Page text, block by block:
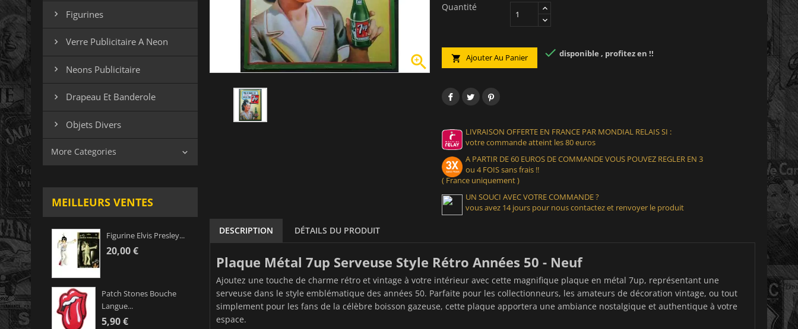
 Figurines
 Verre Publicitaire A Neon
 Neons Publicitaire
 Drapeau Et Banderole
 Objets Divers
More Categories 
MEILLEURS VENTES
Figurine Elvis Presley...
20,00 €
Patch Stones Bouche
Langue...
5,90 €

Quantité
 Ajouter Au Panier  disponible , profitez en !!
LIVRAISON OFFERTE EN FRANCE PAR MONDIAL RELAIS SI :
votre commande atteint les 80 euros
A PARTIR DE 60 EUROS DE COMMANDE VOUS POUVEZ REGLER EN 3
ou 4 FOIS sans frais !!
( France uniquement )
UN SOUCI AVEC VOTRE COMMANDE ?
vous avez 14 jours pour nous contactez et renvoyer le produit
DESCRIPTION DÉTAILS DU PRODUIT
Plaque Métal 7up Serveuse Style Rétro Années 50 - Neuf
Ajoutez une touche de charme rétro et vintage à votre intérieur avec cette magnifique plaque en métal 7up, représentant une
serveuse dans le style emblématique des années 50. Parfaite pour les collectionneurs, les amateurs de décoration vintage, ou tout
simplement pour les fans de la célèbre boisson gazeuse, cette plaque apportera une ambiance nostalgique et authentique à votre
espace.